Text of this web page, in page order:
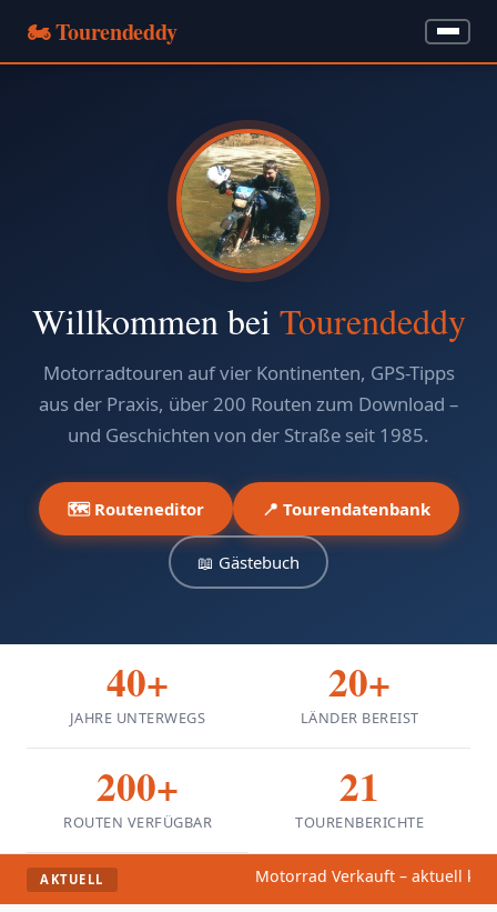
🏍️ Tourendeddy
Wandern
Sonstiges ▾
Willkommen bei Tourendeddy
Motorradtouren auf vier Kontinenten, GPS-Tipps
aus der Praxis, über 200 Routen zum Download –
und Geschichten von der Straße seit 1985.
🗺️ Routeneditor 📍 Tourendatenbank
📖 Gästebuch
40+
JAHRE UNTERWEGS
20+
LÄNDER BEREIST
200+
ROUTEN VERFÜGBAR
21
TOURENBERICHTE
AKTUELL Motorrad Verkauft – aktuell